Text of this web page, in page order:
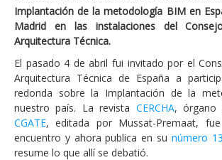
Implantación de la metodología BIM en
Madrid en las instalaciones del
Arquitectura Técnica.
El pasado 4 de abril fui invitado por el
Arquitectura Técnica de España a
redonda sobre la Implantación de la
nuestro país. La revista CERCHA, órgano
CGATE, editada por Mussat-Premaat,
encuentro y ahora publica en su número
resume lo que allí se debatió.